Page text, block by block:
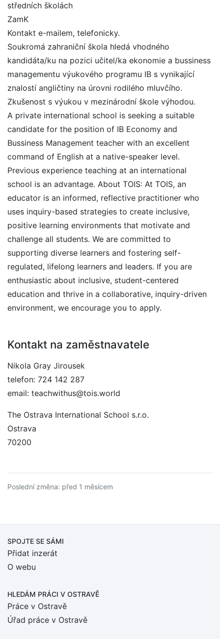
středních školách
ZamK
Kontakt e-mailem, telefonicky.
Soukromá zahraniční škola hledá vhodného
kandidáta/ku na pozici učitel/ka ekonomie a bussiness
managementu výukového programu IB s vynikající
znalostí angličtiny na úrovni rodilého mluvčího.
Zkušenost s výukou v mezinárodní škole výhodou.
A private international school is seeking a suitable
candidate for the position of IB Economy and
Bussiness Management teacher with an excellent
command of English at a native-speaker level.
Previous experience teaching at an international
school is an advantage. About TOIS: At TOIS, an
educator is an informed, reflective practitioner who
uses inquiry-based strategies to create inclusive,
positive learning environments that motivate and
challenge all students. We are committed to
supporting diverse learners and fostering self-
regulated, lifelong learners and leaders. If you are
enthusiastic about inclusive, student-centered
education and thrive in a collaborative, inquiry-driven
environment, we encourage you to apply.
Kontakt na zaměstnavatele
Nikola Gray Jirousek
telefon: 724 142 287
email: teachwithus@tois.world
The Ostrava International School s.r.o.
Ostrava
70200
Poslední změna: před 1 měsícem
SPOJTE SE SÁMI
Přidat inzerát
O webu
HLEDÁM PRÁCI V OSTRAVĚ
Práce v Ostravě
Úřad práce v Ostravě